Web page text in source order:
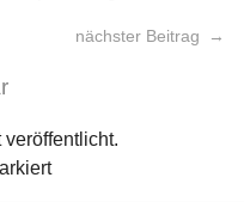
nächster Beitrag